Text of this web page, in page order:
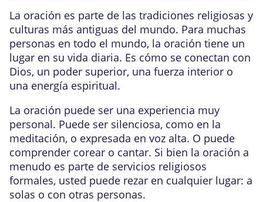
La oración es parte de las tradiciones religiosas y
culturas más antiguas del mundo. Para muchas
personas en todo el mundo, la oración tiene un
lugar en su vida diaria. Es cómo se conectan con
Dios, un poder superior, una fuerza interior o
una energía espiritual.
La oración puede ser una experiencia muy
personal. Puede ser silenciosa, como en la
meditación, o expresada en voz alta. O puede
comprender corear o cantar. Si bien la oración a
menudo es parte de servicios religiosos
formales, usted puede rezar en cualquier lugar: a
solas o con otras personas.